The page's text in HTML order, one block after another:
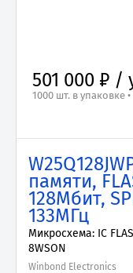
501 000 ₽ /
1000 шт. в упаковке
памяти,
128Мбит,
133МГц
Микросхема: IC
8WSON
Winbond Electronics